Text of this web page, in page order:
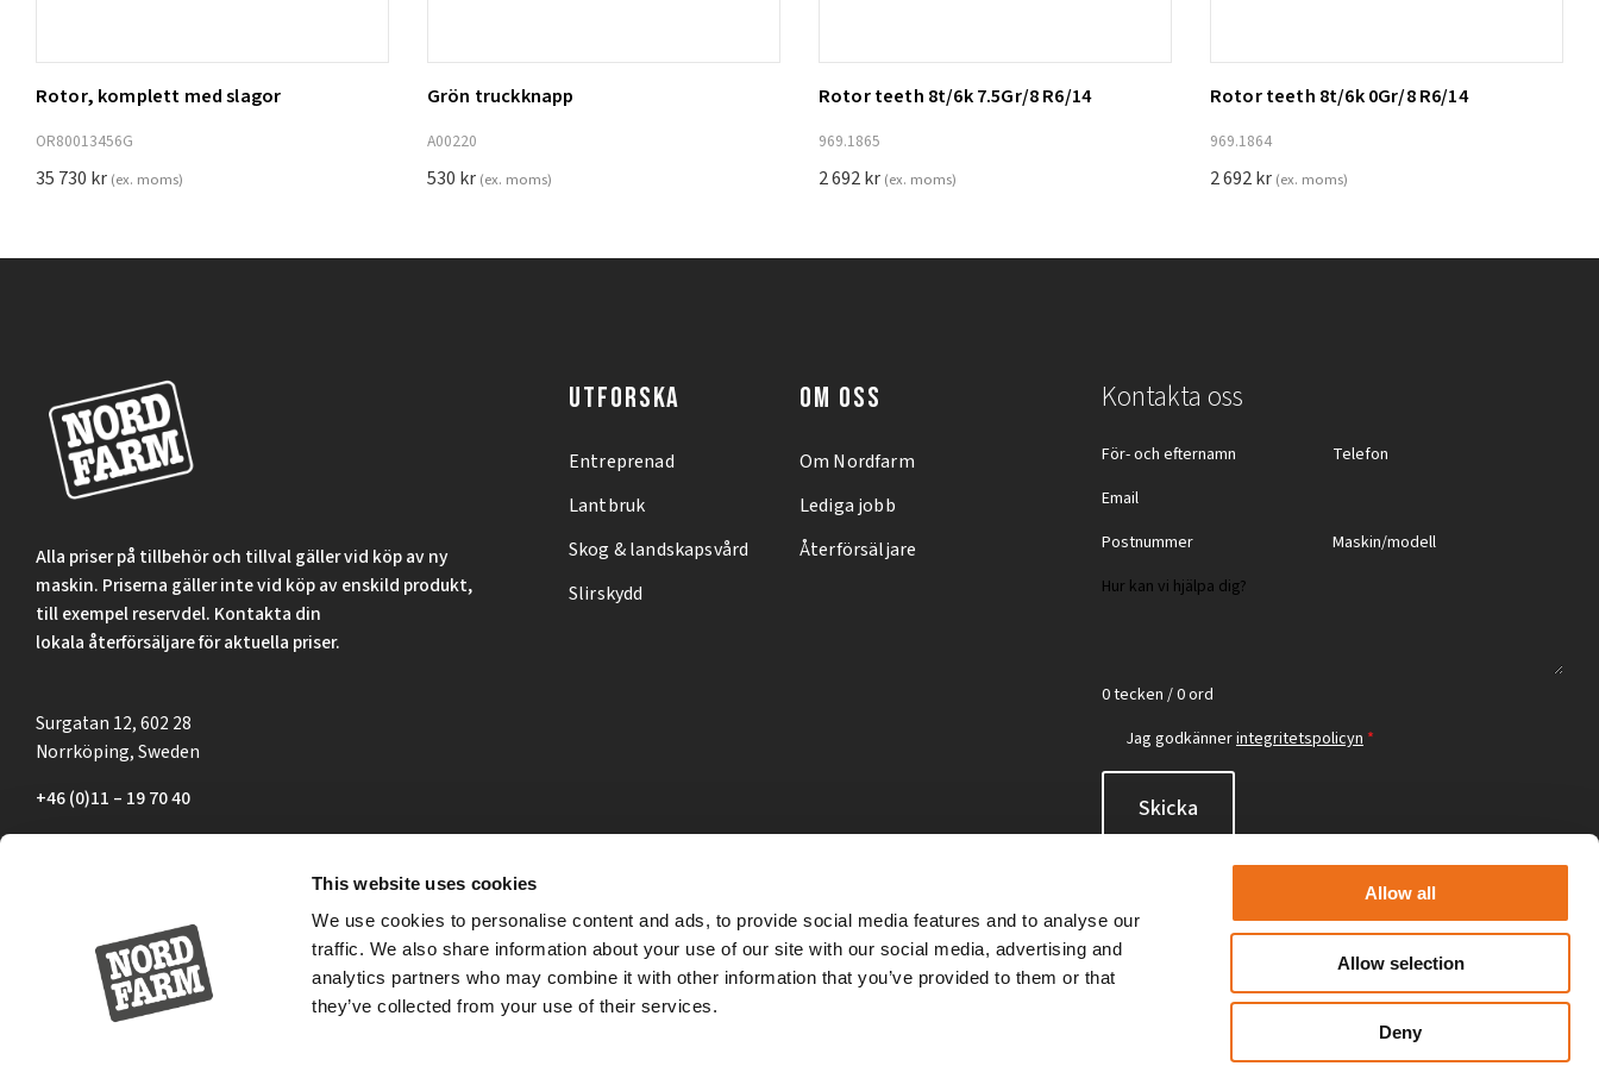
This website uses cookies
We use cookies to personalise content and ads, to provide social media features and to analyse our
traffic. We also share information about your use of our site with our social media, advertising and
analytics partners who may combine it with other information that you’ve provided to them or that
they’ve collected from your use of their services.
Allow all
Allow selection
Deny
Lägg till i varukorg
Rotor, komplett med slagor
OR80013456G
35 730 kr (ex. moms)
Lägg till i varukorg
Grön truckknapp
A00220
530 kr (ex. moms)
Lägg till i varukorg
Rotor teeth 8t/6k 7.5Gr/8 R6/14
969.1865
2 692kr (ex. moms)
Rotor teeth 8t/6k 0Gr/8 R6/14
969.1864
2 692kr (ex. moms)
Alla priser på tillbehör och tillval gäller vid köp av ny
maskin. Priserna gäller inte vid köp av enskild produkt,
till exempel reservdel. Kontakta din
lokala återförsäljare för aktuella priser.
Surgatan 12, 602 28
Norrköping, Sweden
+46 (0)11 – 19 70 40
UTFORSKA
Entreprenad
Lantbruk
Skog & landskapsvård
Slirskydd
OM OSS
Om Nordfarm
Lediga jobb
Återförsäljare
Kontakta oss
0 tecken / 0 ord
Jag godkännerintegritetspolicyn *
Skicka